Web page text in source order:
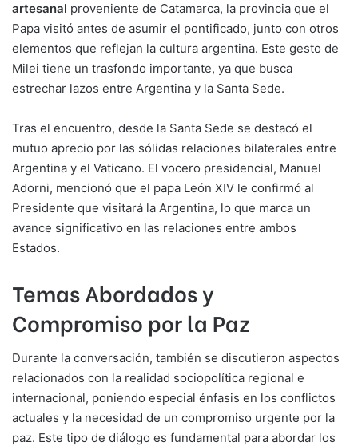
artesanal proveniente de Catamarca, la provincia que el
Papa visitó antes de asumir el pontificado, junto con otros
elementos que reflejan la cultura argentina. Este gesto de
Milei tiene un trasfondo importante, ya que busca
estrechar lazos entre Argentina y la Santa Sede.
Tras el encuentro, desde la Santa Sede se destacó el
mutuo aprecio por las sólidas relaciones bilaterales entre
Argentina y el Vaticano. El vocero presidencial, Manuel
Adorni, mencionó que el papa León XIV le confirmó al
Presidente que visitará la Argentina, lo que marca un
avance significativo en las relaciones entre ambos
Estados.
Temas Abordados y
Compromiso por la Paz
Durante la conversación, también se discutieron aspectos
relacionados con la realidad sociopolítica regional e
internacional, poniendo especial énfasis en los conflictos
actuales y la necesidad de un compromiso urgente por la
paz. Este tipo de diálogo es fundamental para abordar los